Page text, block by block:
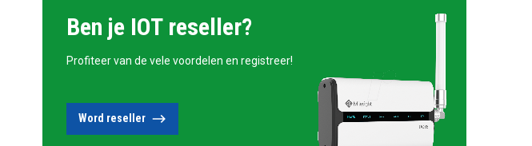
Ben je IOT reseller?
Profiteer van de vele voordelen en registreer!
Word reseller